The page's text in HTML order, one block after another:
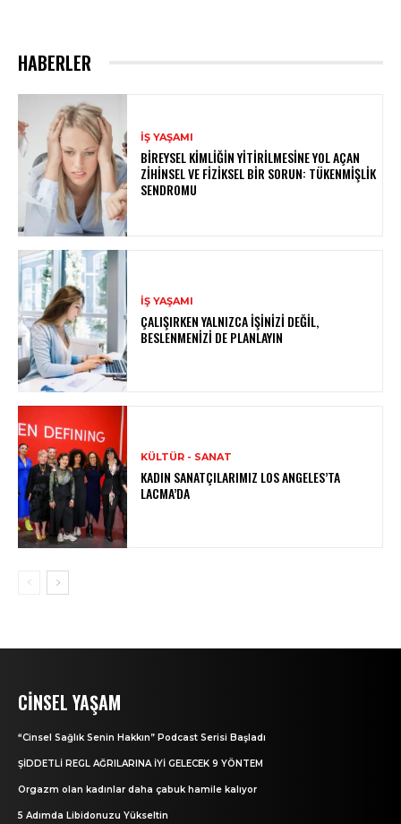
HABERLER
İŞ YAŞAMI
BIREYSEL KIMLIĞIN YITIRILMESINE YOL AÇAN
ZIHINSEL VE FIZIKSEL BIR SORUN: TÜKENMIŞLIK
SENDROMU
İŞ YAŞAMI
ÇALIŞIRKEN YALNIZCA İŞINIZI DEĞIL,
BESLENMENIZI DE PLANLAYIN
KÜLTÜR - SANAT
KADIN SANATÇILARIMIZ LOS ANGELES’TA
LACMA’DA
CINSEL YAŞAM
“Cinsel Sağlık Senin Hakkın” Podcast Serisi Başladı
ŞİDDETLİ REGL AĞRILARINA İYİ GELECEK 9 YÖNTEM
Orgazm olan kadınlar daha çabuk hamile kalıyor
5 Adımda Libidonuzu Yükseltin